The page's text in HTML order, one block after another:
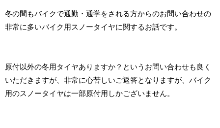
冬の間もバイクで通勤・通学をされる方からのお問い合わせの
非常に多いバイク用スノータイヤに関するお話です。
原付以外の冬用タイヤありますか？というお問い合わせも良く
いただきますが、非常に心苦しいご返答となりますが、バイク
用のスノータイヤは一部原付用しかございません。